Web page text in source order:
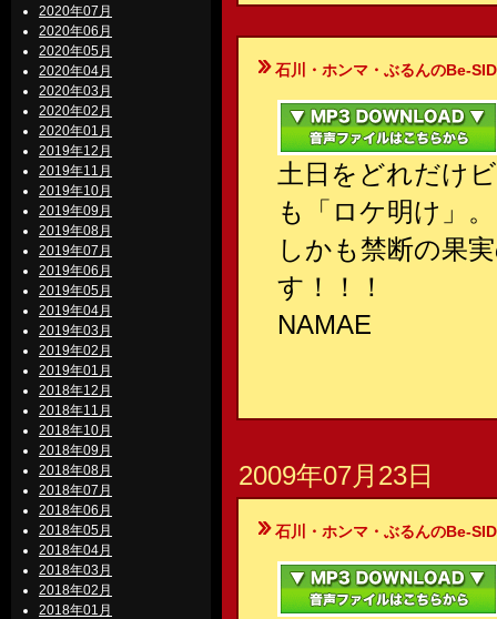
2020年07月
2020年06月
2020年05月
2020年04月
2020年03月
2020年02月
2020年01月
2019年12月
2019年11月
2019年10月
2019年09月
2019年08月
2019年07月
2019年06月
2019年05月
2019年04月
2019年03月
2019年02月
2019年01月
2018年12月
2018年11月
2018年10月
2018年09月
2018年08月
2018年07月
2018年06月
2018年05月
2018年04月
2018年03月
2018年02月
2018年01月
石川・ホンマ・ぶるんのBe-
土日をどれだけ
も「ロケ明け」。
しかも禁断の果
す！！！
NAMAE
2009年07月23日
石川・ホンマ・ぶるんのBe-